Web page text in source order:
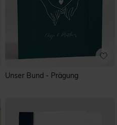
Unser Bund - Prägung